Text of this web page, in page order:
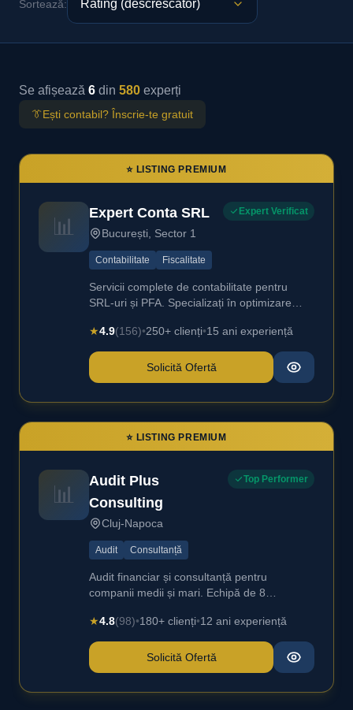
Sortează:
Se afișează 6 din 580 experți
👔Ești contabil? Înscrie-te gratuit
⭐ LISTING PREMIUM
📊
Expert Conta SRL
București, Sector 1
Expert Verificat
Contabilitate Fiscalitate
Servicii complete de contabilitate pentru
SRL-uri și PFA. Specializați în optimizare
★4.9(156)•250+ clienți•15 ani experiență
Solicită Ofertă
⭐ LISTING PREMIUM
📊
Audit Plus
Consulting
Cluj-Napoca
Top Performer
Audit Consultanță
Audit financiar și consultanță pentru
companii medii și mari. Echipă de 8
★4.8(98)•180+ clienți•12 ani experiență
Solicită Ofertă